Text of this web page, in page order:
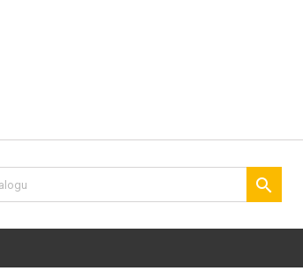
